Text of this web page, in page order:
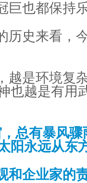
巨也都保持
历史来看，
越是环境复
也越是有用
总有暴风
阳永远从东
和企业家的